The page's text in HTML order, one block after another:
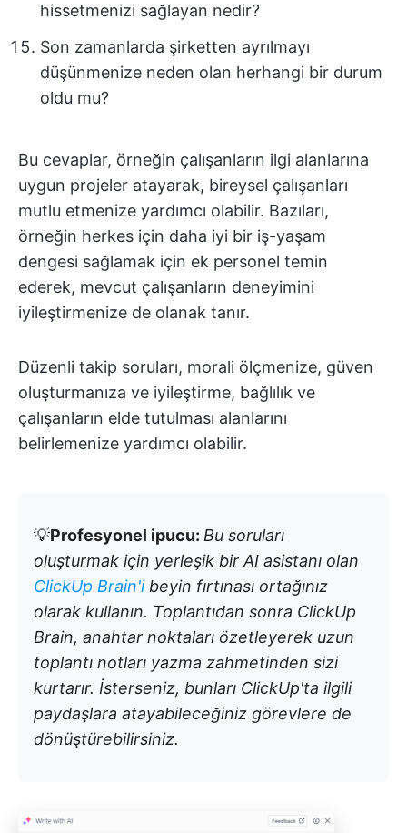
hissetmenizi sağlayan nedir?
Son zamanlarda şirketten ayrılmayı
düşünmenize neden olan herhangi bir durum
oldu mu?
Bu cevaplar, örneğin çalışanların ilgi alanlarına
uygun projeler atayarak, bireysel çalışanları
mutlu etmenize yardımcı olabilir. Bazıları,
örneğin herkes için daha iyi bir iş-yaşam
dengesi sağlamak için ek personel temin
ederek, mevcut çalışanların deneyimini
iyileştirmenize de olanak tanır.
Düzenli takip soruları, morali ölçmenize, güven
oluşturmanıza ve iyileştirme, bağlılık ve
çalışanların elde tutulması alanlarını
belirlemenize yardımcı olabilir.
💡Profesyonel ipucu: Bu soruları
oluşturmak için yerleşik bir AI asistanı olan
ClickUp Brain'ibeyin fırtınası ortağınız
olarak kullanın. Toplantıdan sonra ClickUp
Brain, anahtar noktaları özetleyerek uzun
toplantı notları yazma zahmetinden sizi
kurtarır. İsterseniz, bunları ClickUp'ta ilgili
paydaşlara atayabileceğiniz görevlere de
dönüştürebilirsiniz.